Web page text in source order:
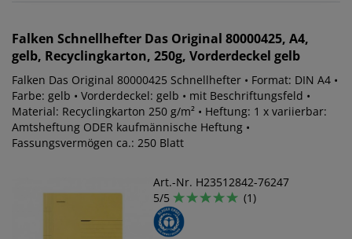
Falken Schnellhefter Das Original 80000425, A4,
gelb, Recyclingkarton, 250g, Vorderdeckel gelb
Falken Das Original 80000425 Schnellhefter • Format: DIN A4 •
Farbe: gelb • Vorderdeckel: gelb • mit Beschriftungsfeld •
Material: Recyclingkarton 250 g/m² • Heftung: 1 x variierbar:
Amtsheftung ODER kaufmännische Heftung •
Fassungsvermögen ca.: 250 Blatt
Art.-Nr. H23512842-76247
5/5
(1)